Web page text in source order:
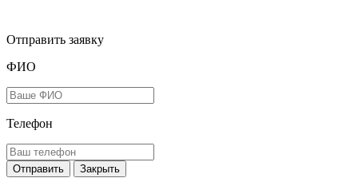
Отправить заявку
ФИО
Телефон
Закрыть